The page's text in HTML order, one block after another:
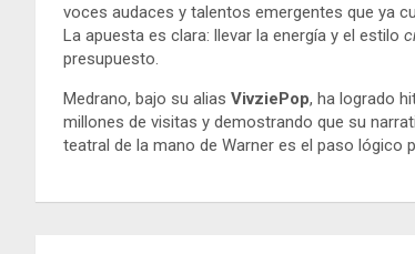
voces audaces y talentos emergentes que ya
La apuesta es clara: llevar la energía y el estilo
presupuesto.
Medrano, bajo su alias VivziePop, ha logrado
millones de visitas y demostrando que su
teatral de la mano de Warner es el paso lógico